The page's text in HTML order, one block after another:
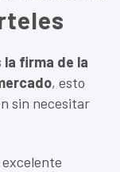
firma de la
, esto
sin necesitar